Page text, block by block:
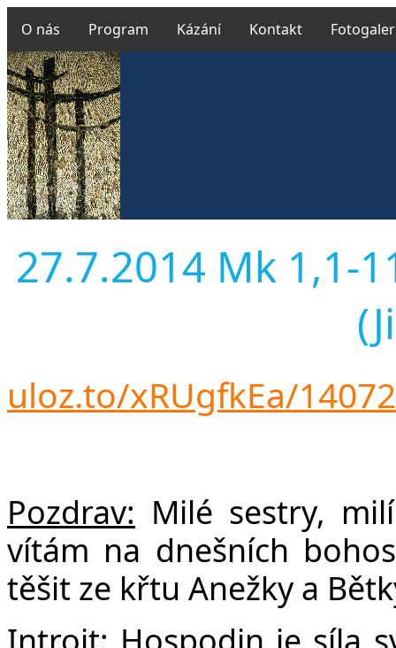
O nás Program Kázání Kontakt
27.7.2014 Mk 1,1-
uloz.to/xRUgfkEa/
Pozdrav: Milé sestry,
vítám na dnešních
těšit ze křtu Anežky a